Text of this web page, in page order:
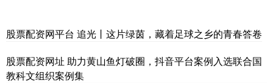
股票配资网平台 追光丨这片绿茵，藏着足球之乡的青春答卷
股票配资网址 助力黄山鱼灯破圈，抖音平台案例入选联合国
教科文组织案例集